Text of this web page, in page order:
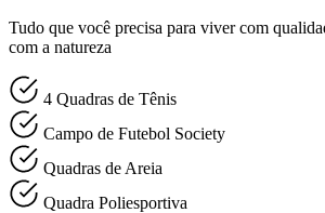
Tudo que você precisa para viver com
com a natureza
4 Quadras de Tênis
Campo de Futebol Society
Quadras de Areia
Quadra Poliesportiva